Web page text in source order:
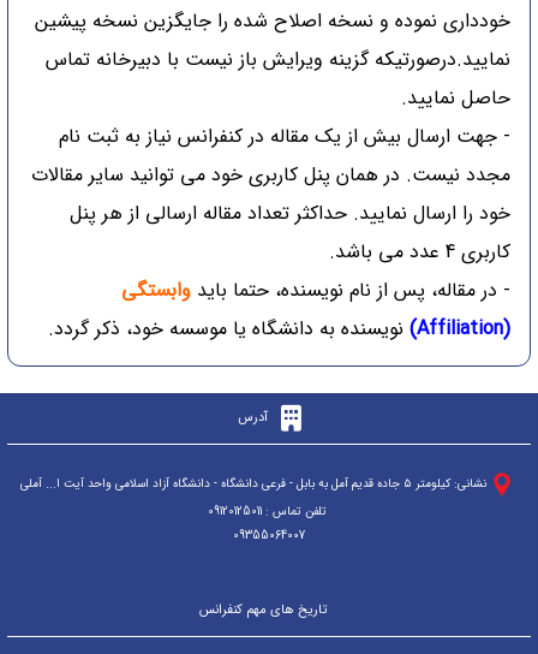
خودداری نموده و نسخه اصلاح شده را جایگزین نسخه پیشین
نمایید.درصورتیکه گزینه ویرایش باز نیست با دبیرخانه تماس
حاصل نمایید.
- جهت ارسال بیش از یک مقاله در کنفرانس نیاز به ثبت نام
مجدد نیست. در همان پنل کاربری خود می توانید سایر مقالات
خود را ارسال نمایید. حداکثر تعداد مقاله ارسالی از هر پنل
کاربری 4 عدد می باشد.
- در مقاله، پس از نام نویسنده، حتما باید وابستگی
(Affiliation)
نویسنده به دانشگاه یا موسسه خود، ذکر گردد.
آدرس
نشانی: کیلومتر ۵ جاده قدیم آمل به بابل - فرعی دانشگاه - دانشگاه آزاد اسلامی واحد آیت ا... آملی
تلفن تماس : 09120125011
09355064007
تاریخ های مهم کنفرانس